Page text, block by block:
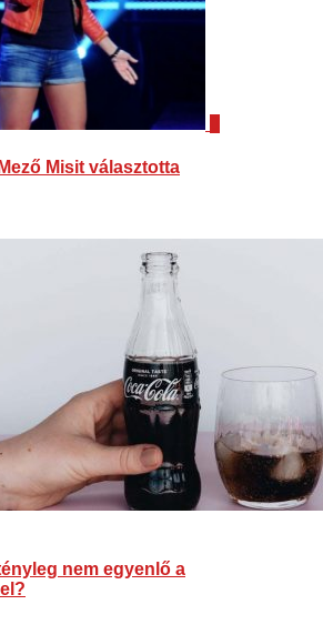
Misit választotta
nem egyenlő a